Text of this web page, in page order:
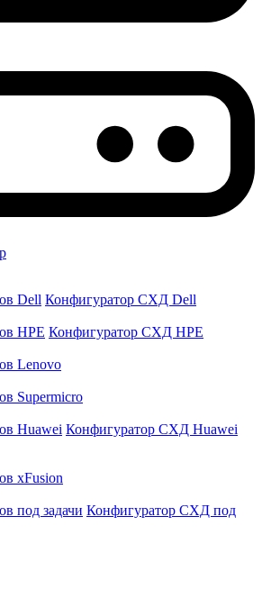
Dell Конфигуратор СХД Dell
HPE Конфигуратор СХД HPE
Lenovo
Supermicro
Huawei Конфигуратор СХД Huawei
xFusion
под задачи Конфигуратор СХД под